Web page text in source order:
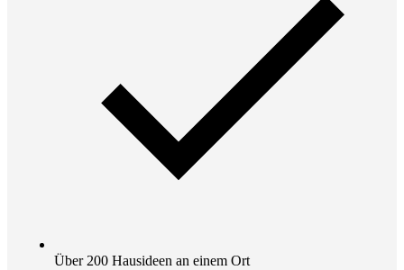
Über 200 Hausideen an einem Ort